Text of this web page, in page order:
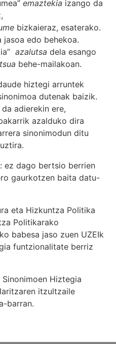
emaztekia izango da
bizkaieraz, esaterako.
jasoa edo behekoa.
azalutsa dela esango
behe-mailakoan.
hiztegi arruntek
dutenak baizik.
adierekin ere,
azalduko dira
sinonimodun ditu
ez dago bertsio berrien
gaurkotzen baita datu-
eta Hizkuntza Politika
Politikarako
babesa jaso zuen UZEIk
funtzionalitate berriz
Hiztegia
itzultzaile
barran.